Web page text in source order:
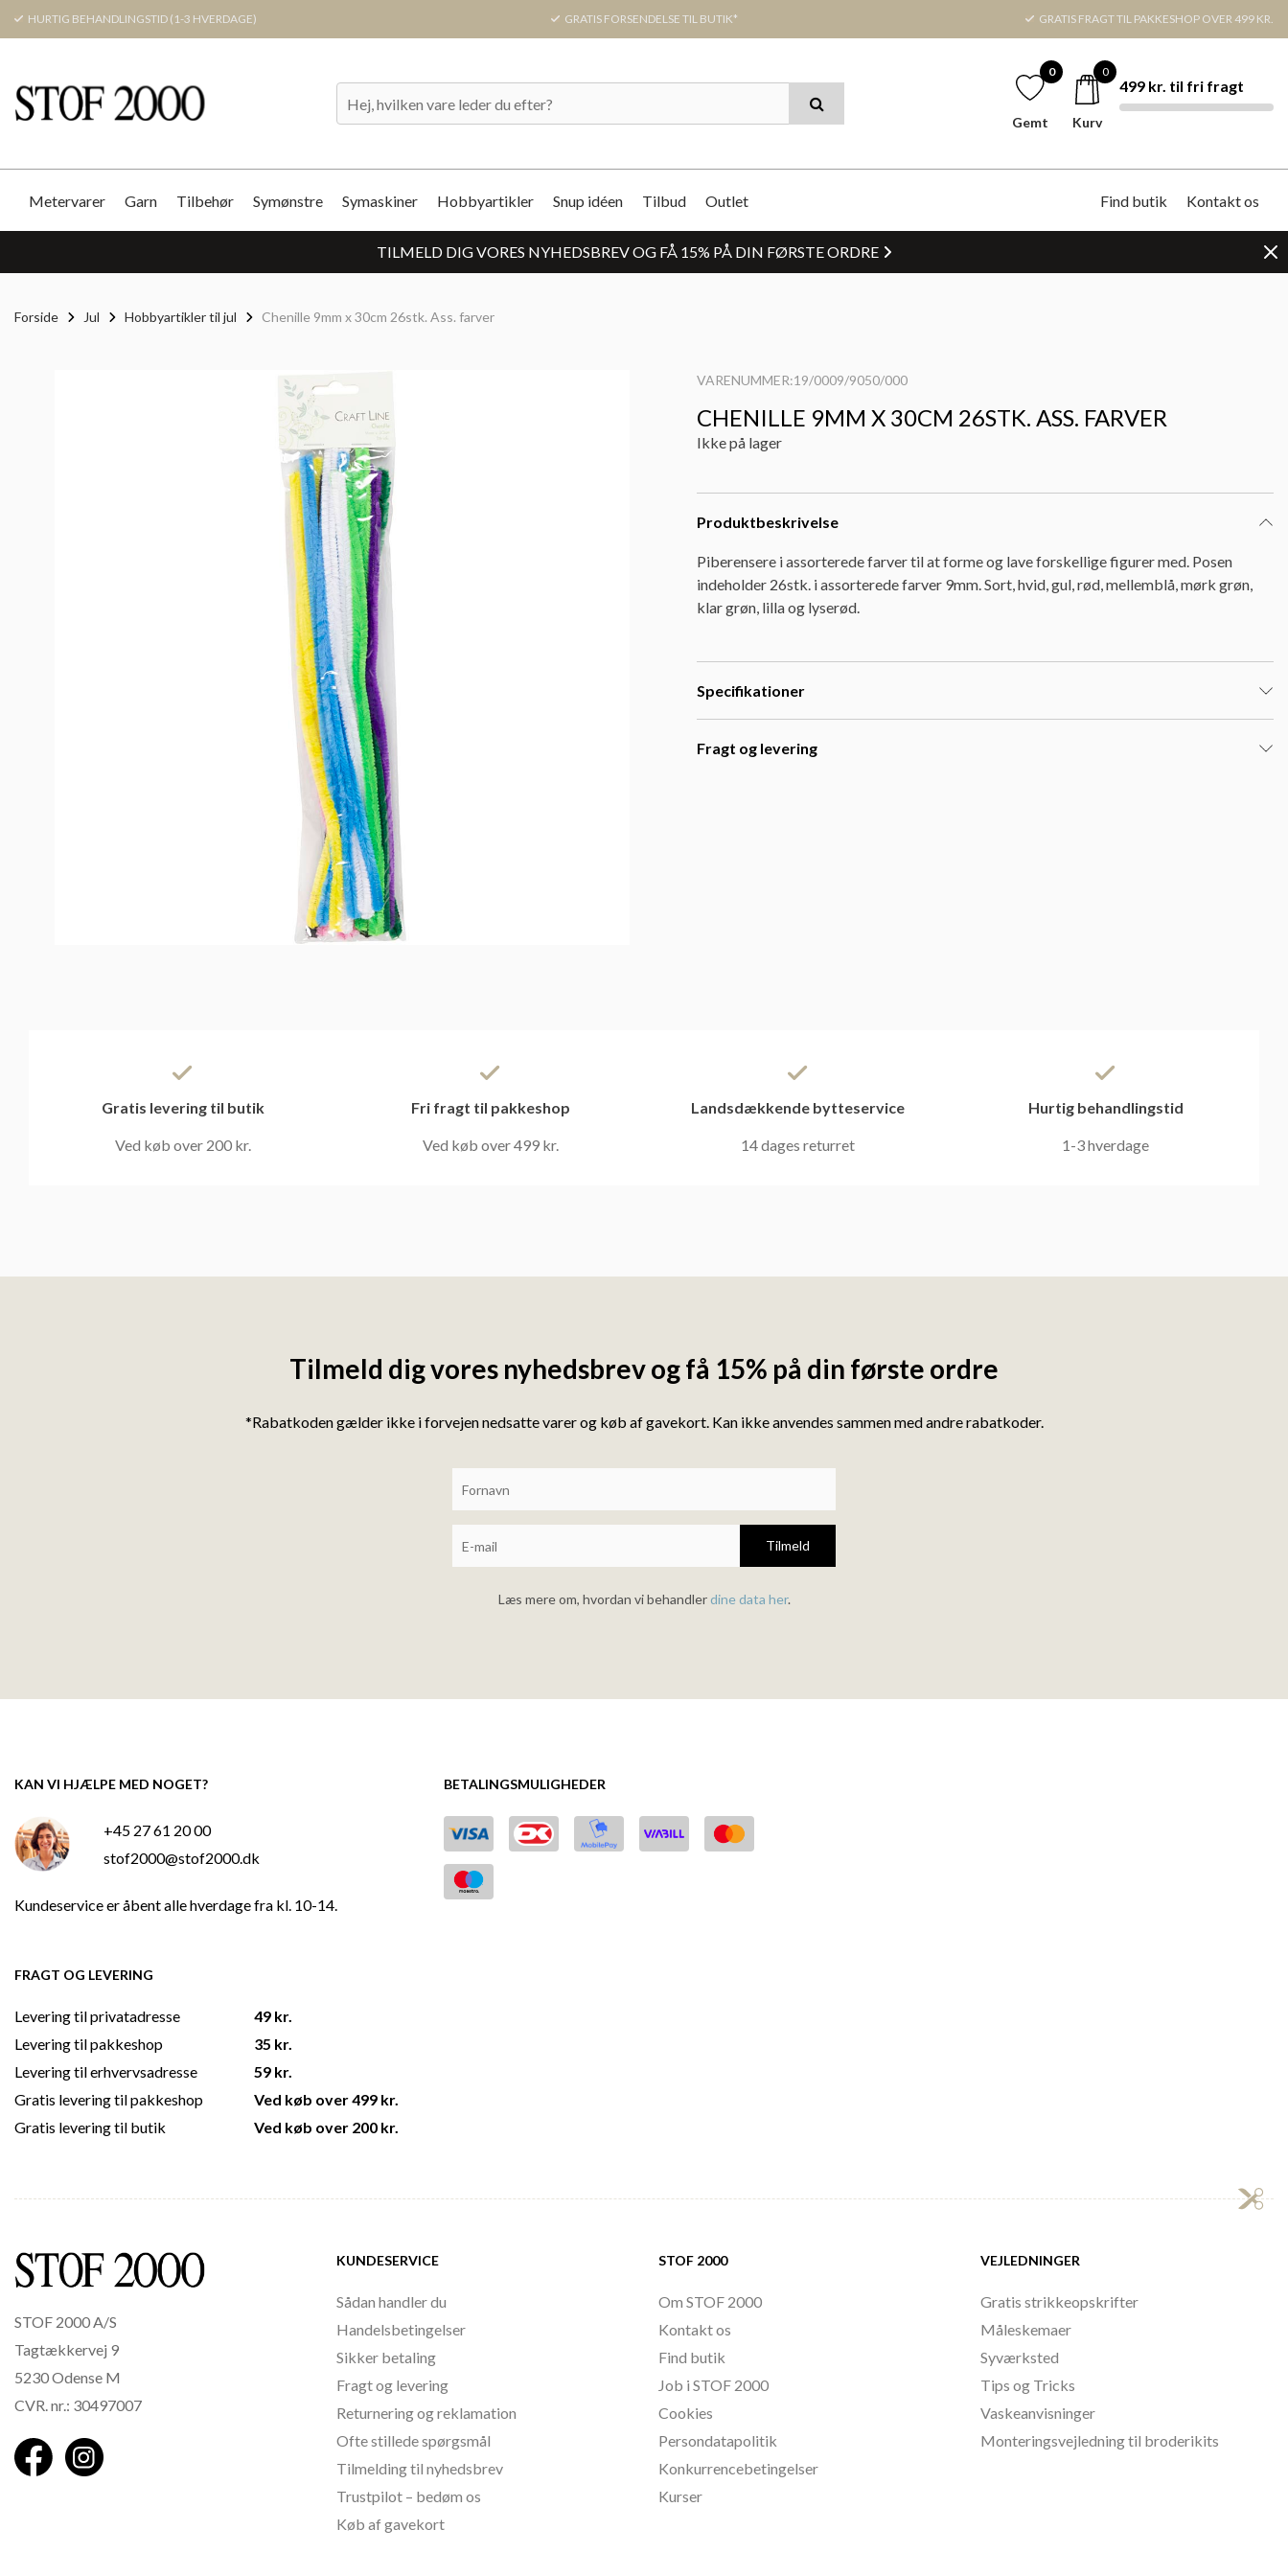
HURTIG BEHANDLINGSTID (1-3 HVERDAGE) GRATIS FORSENDELSE TIL BUTIK* GRATIS FRAGT TIL PAKKESHOP OVER 499 KR.
0
Gemt
0
Kurv
499 kr. til fri fragt
Metervarer Garn Tilbehør Symønstre Symaskiner Hobbyartikler Snup idéen Tilbud Outlet Find butik Kontakt os
TILMELD DIG VORES NYHEDSBREV OG FÅ 15% PÅ DIN FØRSTE ORDRE
Forside Jul Hobbyartikler til jul Chenille 9mm x 30cm 26stk. Ass. farver
VARENUMMER:19/0009/9050/000
CHENILLE 9MM X 30CM 26STK. ASS. FARVER
Ikke på lager
Produktbeskrivelse
Piberensere i assorterede farver til at forme og lave forskellige figurer med. Posen
indeholder 26stk. i assorterede farver 9mm. Sort, hvid, gul, rød, mellemblå, mørk grøn,
klar grøn, lilla og lyserød.
Specifikationer
Fragt og levering
Gratis levering til butik
Ved køb over 200 kr.
Fri fragt til pakkeshop
Ved køb over 499 kr.
Landsdækkende bytteservice
14 dages returret
Hurtig behandlingstid
1-3 hverdage
Tilmeld dig vores nyhedsbrev og få 15% på din første ordre
*Rabatkoden gælder ikke i forvejen nedsatte varer og køb af gavekort. Kan ikke anvendes sammen med andre rabatkoder.
Tilmeld
Læs mere om, hvordan vi behandlerdine data her.
KAN VI HJÆLPE MED NOGET?
+45 27 61 20 00
stof2000@stof2000.dk
Kundeservice er åbent alle hverdage fra kl. 10-14.
BETALINGSMULIGHEDER
FRAGT OG LEVERING
Levering til privatadresse
Levering til pakkeshop
Levering til erhvervsadresse
Gratis levering til pakkeshop
Gratis levering til butik
49 kr.
35 kr.
59 kr.
Ved køb over 499 kr.
Ved køb over 200 kr.
STOF 2000 A/S
Tagtækkervej 9
5230 Odense M
CVR. nr.: 30497007
KUNDESERVICE
Sådan handler du
Handelsbetingelser
Sikker betaling
Fragt og levering
Returnering og reklamation
Ofte stillede spørgsmål
Tilmelding til nyhedsbrev
Trustpilot – bedøm os
Køb af gavekort
STOF 2000
Om STOF 2000
Kontakt os
Find butik
Job i STOF 2000
Cookies
Persondatapolitik
Konkurrencebetingelser
Kurser
VEJLEDNINGER
Gratis strikkeopskrifter
Måleskemaer
Syværksted
Tips og Tricks
Vaskeanvisninger
Monteringsvejledning til broderikits